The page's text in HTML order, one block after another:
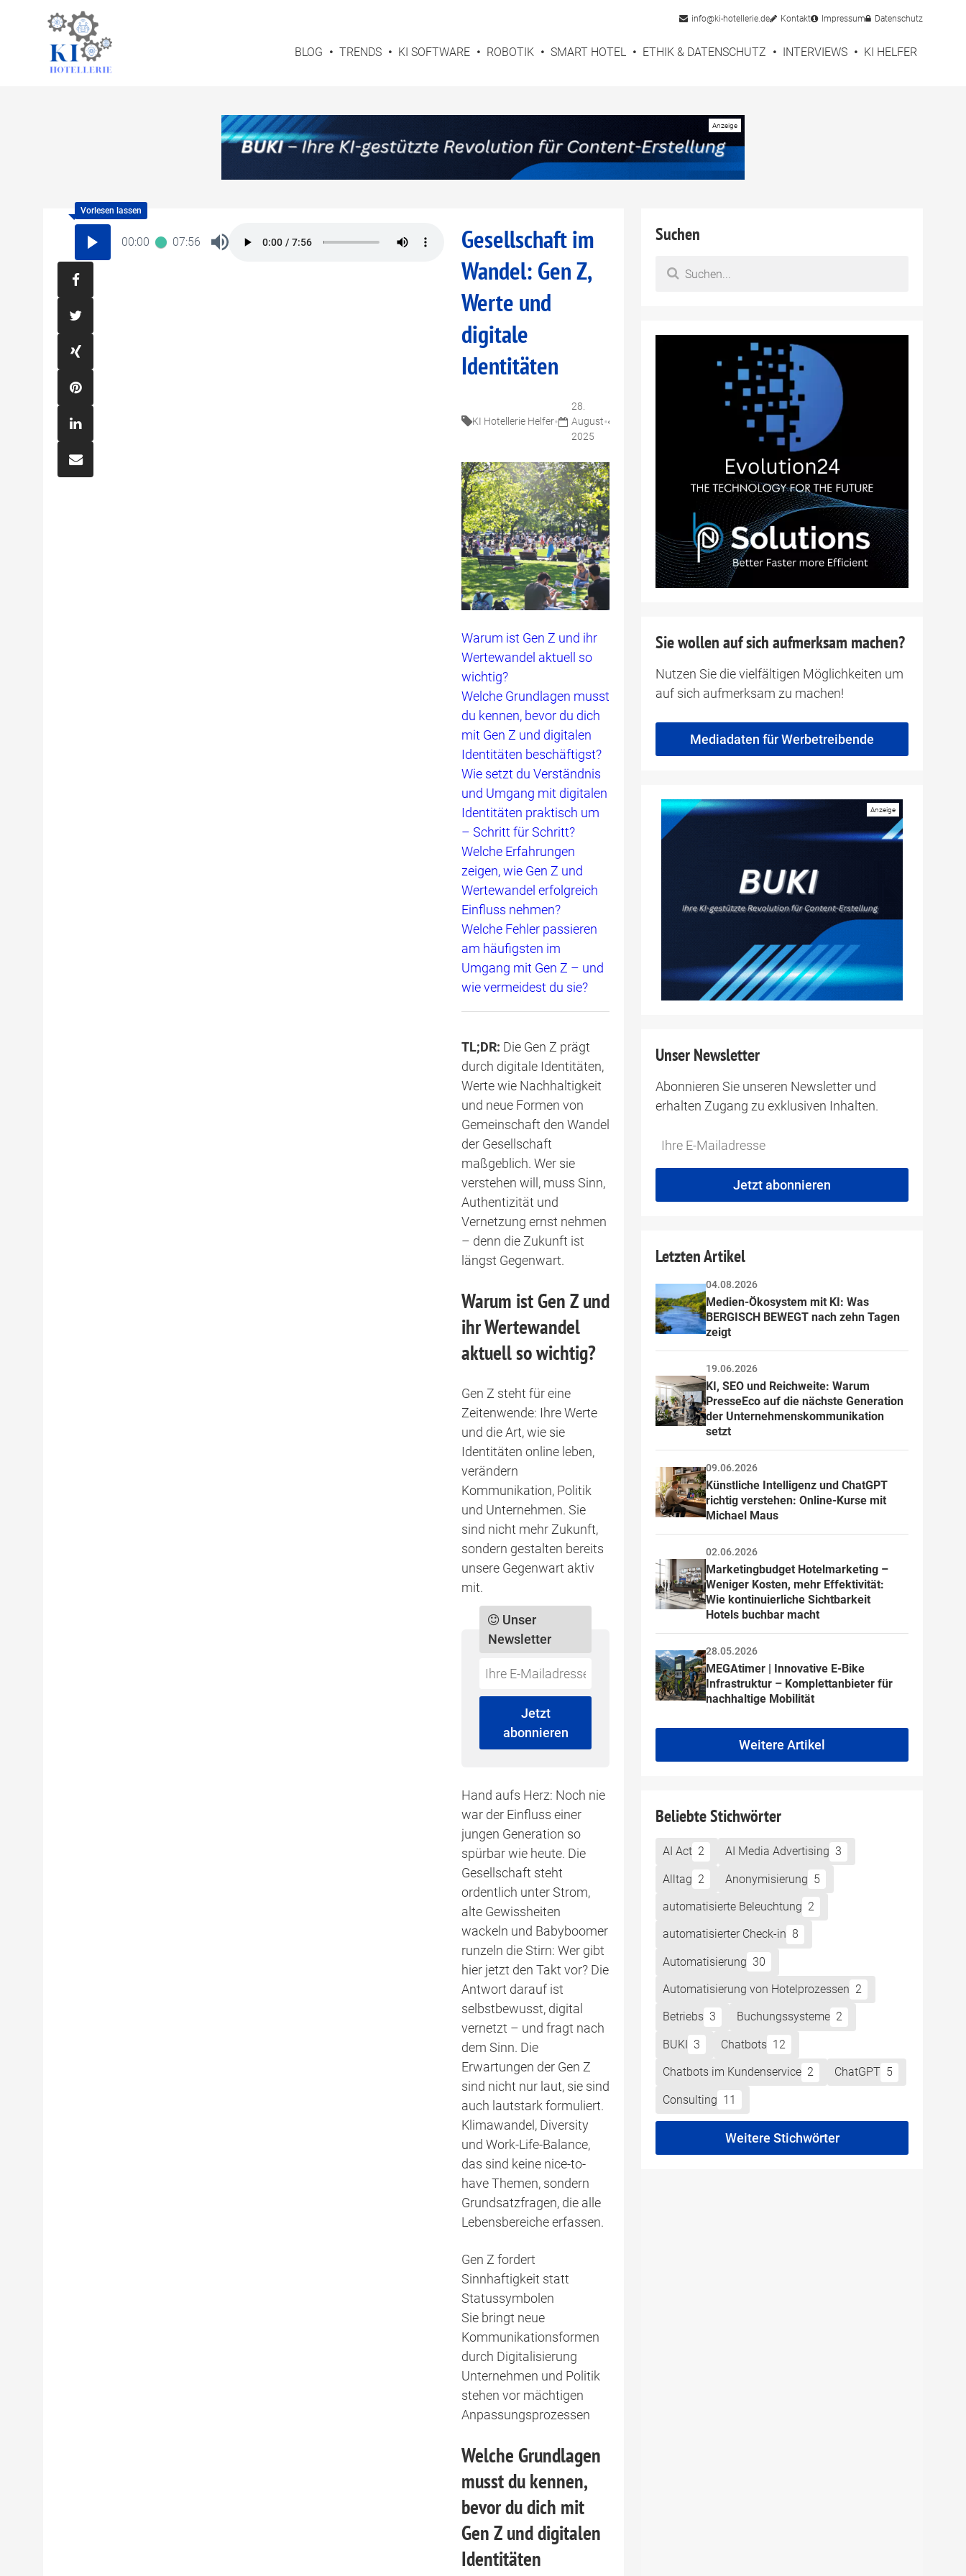
info@ki-hotellerie.de Kontakt Impressum Datenschutz
BLOG TRENDS KI SOFTWARE ROBOTIK SMART HOTEL ETHIK & DATENSCHUTZ INTERVIEWS KI HELFER
00:00 07:56
Gesellschaft im
Wandel: Gen Z,
Werte und
digitale
Identitäten
KI Hotellerie Helfer•
28.
August
2025
•
Warum ist Gen Z und ihr
Wertewandel aktuell so
wichtig?
Welche Grundlagen musst
du kennen, bevor du dich
mit Gen Z und digitalen
Identitäten beschäftigst?
Wie setzt du Verständnis
und Umgang mit digitalen
Identitäten praktisch um
– Schritt für Schritt?
Welche Erfahrungen
zeigen, wie Gen Z und
Wertewandel erfolgreich
Einfluss nehmen?
Welche Fehler passieren
am häufigsten im
Umgang mit Gen Z – und
wie vermeidest du sie?
TL;DR: Die Gen Z prägt
durch digitale Identitäten,
Werte wie Nachhaltigkeit
und neue Formen von
Gemeinschaft den Wandel
der Gesellschaft
maßgeblich. Wer sie
verstehen will, muss Sinn,
Authentizität und
Vernetzung ernst nehmen
– denn die Zukunft ist
längst Gegenwart.
Warum ist Gen Z und
ihr Wertewandel
aktuell so wichtig?
Gen Z steht für eine
Zeitenwende: Ihre Werte
und die Art, wie sie
Identitäten online leben,
verändern
Kommunikation, Politik
und Unternehmen. Sie
sind nicht mehr Zukunft,
sondern gestalten bereits
unsere Gegenwart aktiv
mit.
Do
field
Unser
Newsletter
*Ihre
Mailadresse:
Jetzt
abonnieren
Hand aufs Herz: Noch nie
war der Einfluss einer
jungen Generation so
spürbar wie heute. Die
Gesellschaft steht
ordentlich unter Strom,
alte Gewissheiten
wackeln und Babyboomer
runzeln die Stirn: Wer gibt
hier jetzt den Takt vor? Die
Antwort darauf ist
selbstbewusst, digital
vernetzt – und fragt nach
dem Sinn. Die
Erwartungen der Gen Z
sind nicht nur laut, sie sind
auch lautstark formuliert.
Klimawandel, Diversity
und Work-Life-Balance,
das sind keine nice-to-
have Themen, sondern
Grundsatzfragen, die alle
Lebensbereiche erfassen.
Gen Z fordert
Sinnhaftigkeit statt
Statussymbolen
Sie bringt neue
Kommunikationsformen
durch Digitalisierung
Unternehmen und Politik
stehen vor mächtigen
Anpassungsprozessen
Welche Grundlagen
musst du kennen,
bevor du dich mit
Gen Z und digitalen
Identitäten
Suchen
Sie wollen auf sich aufmerksam machen?
Nutzen Sie die vielfältigen Möglichkeiten um
auf sich aufmerksam zu machen!
Mediadaten für Werbetreibende
Unser Newsletter
Abonnieren Sie unseren Newsletter und
erhalten Zugang zu exklusiven Inhalten.
Do
this
*Ihre
Jetzt abonnieren
Letzten Artikel
04.08.2026
Medien-Ökosystem mit KI: Was
BERGISCH BEWEGT nach zehn Tagen
zeigt
19.06.2026
KI, SEO und Reichweite: Warum
PresseEco auf die nächste Generation
der Unternehmenskommunikation
setzt
09.06.2026
Künstliche Intelligenz und ChatGPT
richtig verstehen: Online-Kurse mit
Michael Maus
02.06.2026
Marketingbudget Hotelmarketing –
Weniger Kosten, mehr Effektivität:
Wie kontinuierliche Sichtbarkeit
Hotels buchbar macht
28.05.2026
MEGAtimer | Innovative E-Bike
Infrastruktur – Komplettanbieter für
nachhaltige Mobilität
Weitere Artikel
Beliebte Stichwörter
AI Act 2 AI Media Advertising 3
Alltag 2 Anonymisierung 5
automatisierte Beleuchtung 2
automatisierter Check-in 8
Automatisierung 30
Automatisierung von Hotelprozessen 2
Betriebs 3 Buchungssysteme 2
BUKI 3 Chatbots 12
Chatbots im Kundenservice 2 ChatGPT 5
Consulting 11
Weitere Stichwörter